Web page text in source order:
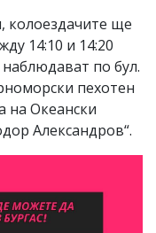
колоездачите ще
14:10 и 14:20
по бул.
пехотен
на Океански
Александров“.